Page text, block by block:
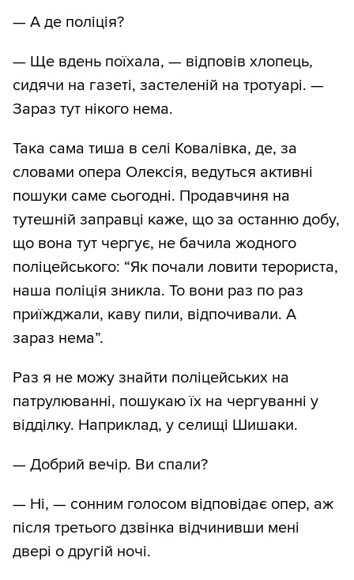
— А де поліція?
— Ще вдень поїхала, — відповів хлопець,
сидячи на газеті, застеленій на тротуарі. —
Зараз тут нікого нема.
Така сама тиша в селі Ковалівка, де, за
словами опера Олексія, ведуться активні
пошуки саме сьогодні. Продавчиня на
тутешній заправці каже, що за останню добу,
що вона тут чергує, не бачила жодного
поліцейського: “Як почали ловити терориста,
наша поліція зникла. То вони раз по раз
приїжджали, каву пили, відпочивали. А
зараз нема”.
Раз я не можу знайти поліцейських на
патрулюванні, пошукаю їх на чергуванні у
відділку. Наприклад, у селищі Шишаки.
— Добрий вечір. Ви спали?
— Ні, — сонним голосом відповідає опер, аж
після третього дзвінка відчинивши мені
двері о другій ночі.